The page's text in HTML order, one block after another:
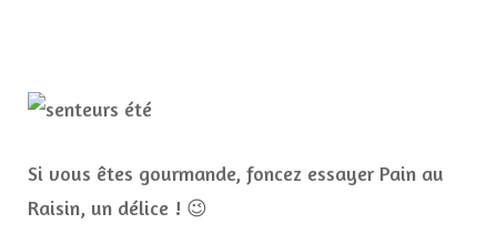
Si vous êtes gourmande, foncez essayer Pain au
Raisin, un délice ! 😉